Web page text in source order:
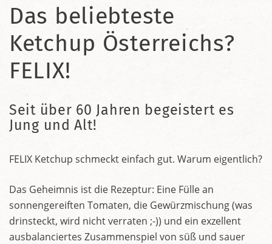
Das beliebteste
Ketchup Österreichs?
FELIX!
Seit über 60 Jahren begeistert es
Jung und Alt!
FELIX Ketchup schmeckt einfach gut. Warum eigentlich?
Das Geheimnis ist die Rezeptur: Eine Fülle an
sonnengereiften Tomaten, die Gewürzmischung (was
drinsteckt, wird nicht verraten ;-)) und ein exzellent
ausbalanciertes Zusammenspiel von süß und sauer